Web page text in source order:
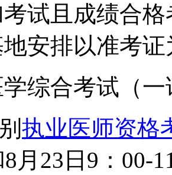
试且成绩合
安排以准考证
学综合考试（
执业医师资格
月23日9：00-